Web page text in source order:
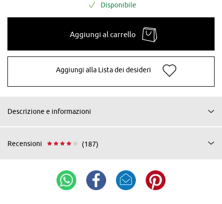
Disponibile
Aggiungi al carrello
Aggiungi alla Lista dei desideri
Descrizione e informazioni
Recensioni (187)